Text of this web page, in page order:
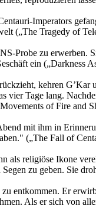
Imperators
(„The Tragedy of
Probe zu
ein („Darkness
kehren
vier Tage lang.
of Fire and
mit ihm in
(„The Fall of
als religiöse Ikone
zu geben. Sie
entkommen. Er
Als er sich von